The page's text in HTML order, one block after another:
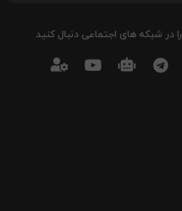
را در شبکه های اجتماعی دنبال کنید